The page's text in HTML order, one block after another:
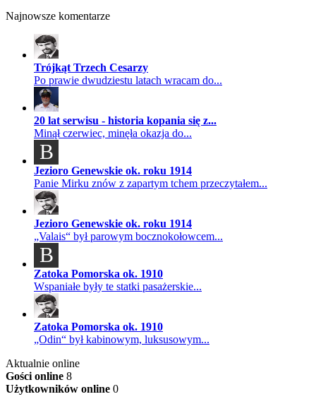
Najnowsze komentarze
Trójkąt Trzech Cesarzy
Po prawie dwudziestu latach wracam do...
20 lat serwisu - historia kopania się z...
Minął czerwiec, minęła okazja do...
B
Jezioro Genewskie ok. roku 1914
Panie Mirku znów z zapartym tchem przeczytałem...
Jezioro Genewskie ok. roku 1914
„Valais“ był parowym bocznokołowcem...
B
Zatoka Pomorska ok. 1910
Wspaniałe były te statki pasażerskie...
Zatoka Pomorska ok. 1910
„Odin“ był kabinowym, luksusowym...
Aktualnie online
Gości online 8
Użytkowników online 0